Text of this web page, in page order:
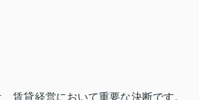
賃貸経営において重要な決断です。